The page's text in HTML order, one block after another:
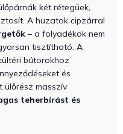
két rétegűek,
A huzatok cipzárral
– a folyadékok nem
tisztítható. A
bútorokhoz
és
ülőrész masszív
teherbírást és